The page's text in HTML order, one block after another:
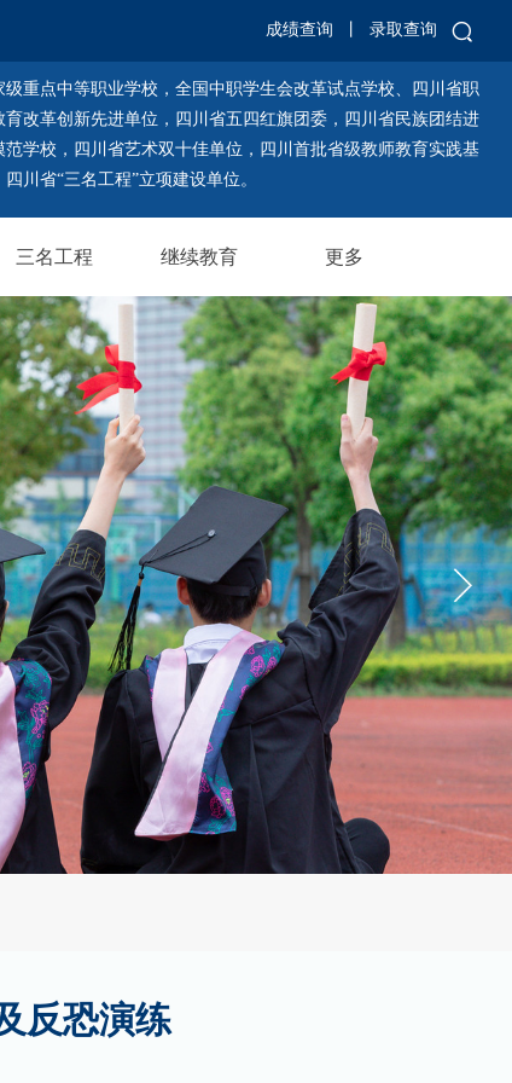
成绩查询 录取查询
级重点中等职业学校，全国中职学生会改革试点学校、四川省职
育改革创新先进单位，四川省五四红旗团委，四川省民族团结进
范学校，四川省艺术双十佳单位，四川首批省级教师教育实践基
四川省“三名工程”立项建设单位。
三名工程 继续教育 更多
反恐演练